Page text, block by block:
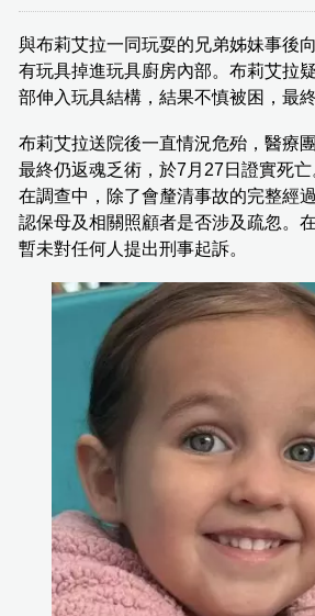
與布莉艾拉一同玩耍的兄弟姊妹事後
有玩具掉進玩具廚房內部。布莉艾拉
部伸入玩具結構，結果不慎被困，最終
布莉艾拉送院後一直情況危殆，醫療
最終仍返魂乏術，於7月27日證實死
在調查中，除了會釐清事故的完整經
認保母及相關照顧者是否涉及疏忽。
暫未對任何人提出刑事起訴。